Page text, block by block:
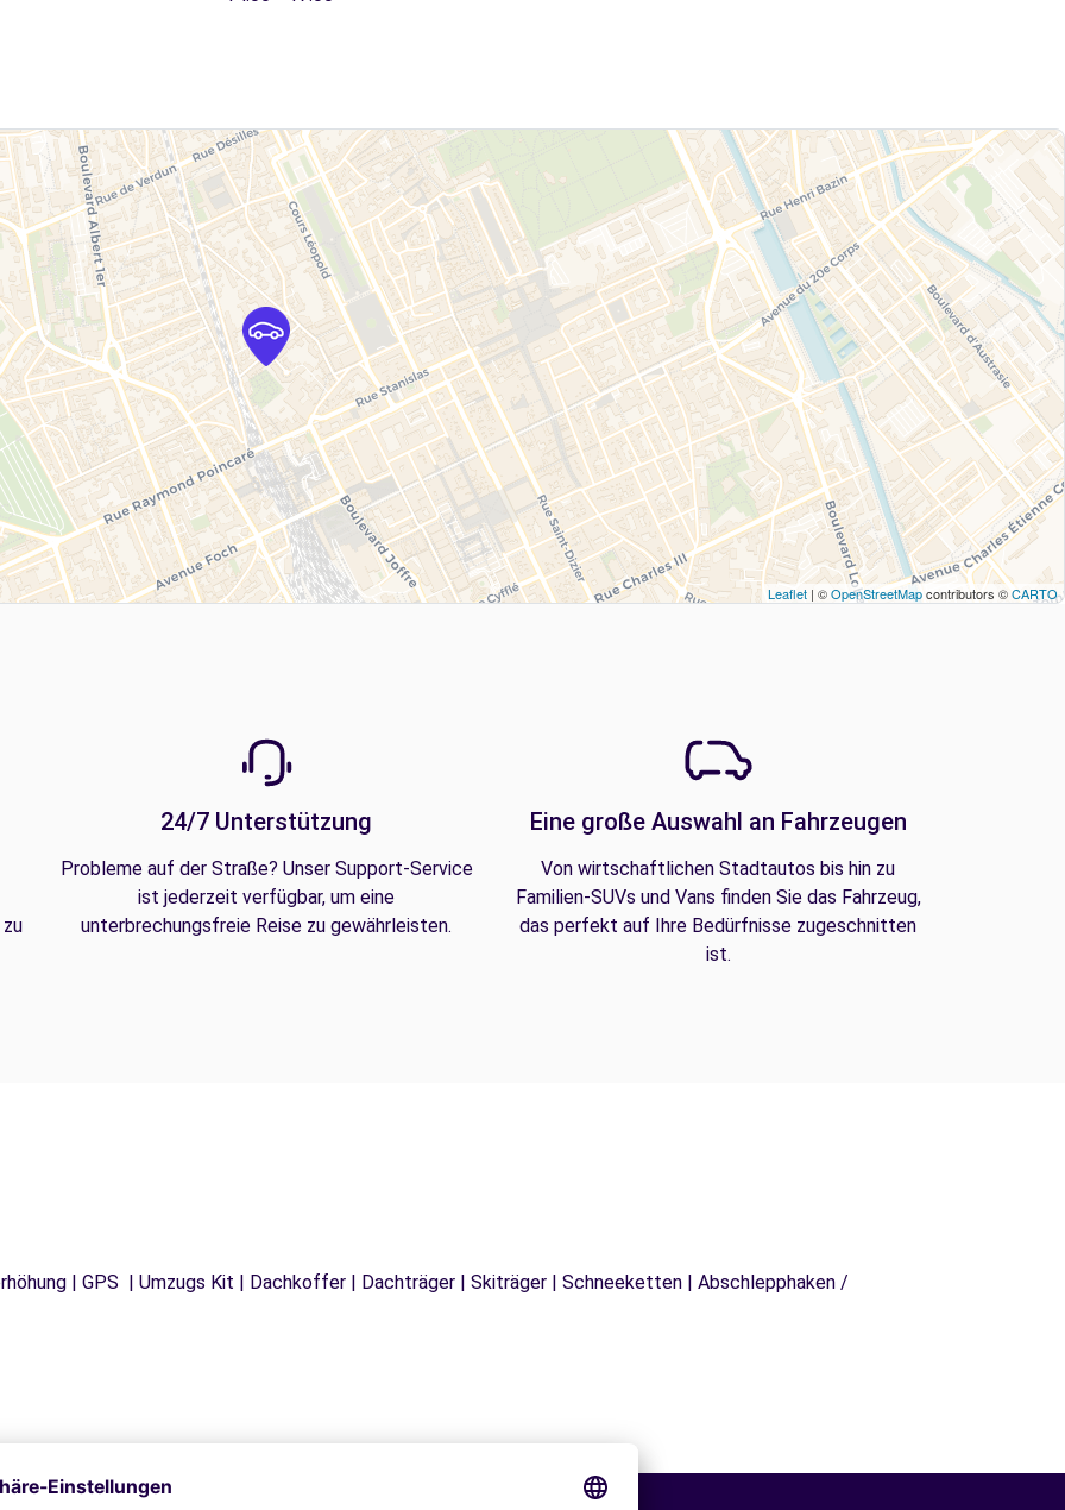
Leaflet | ©OpenStreetMapcontributors ©CARTO
24/7 Unterstützung
Probleme auf der Straße? Unser Support-Service
ist jederzeit verfügbar, um eine
unterbrechungsfreie Reise zu gewährleisten.
Eine große Auswahl an Fahrzeugen
Von wirtschaftlichen Stadtautos bis hin zu
Familien-SUVs und Vans finden Sie das Fahrzeug,
das perfekt auf Ihre Bedürfnisse zugeschnitten
ist.
| GPS | Umzugs Kit | Dachkoffer | Dachträger | Skiträger | Schneeketten | Abschlepphaken /